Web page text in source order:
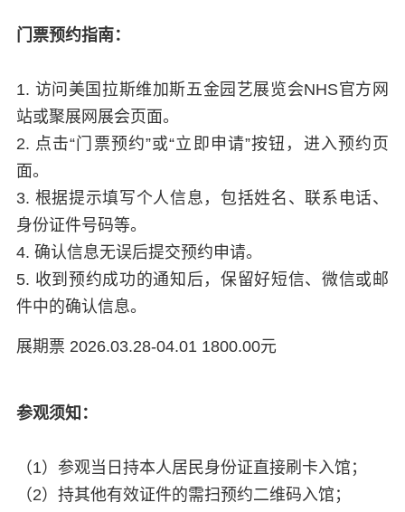
门票预约指南：
1. 访问美国拉斯维加斯五金园艺展览会NHS官方网
站或聚展网展会页面。
2. 点击“门票预约”或“立即申请”按钮，进入预约页
面。
3. 根据提示填写个人信息，包括姓名、联系电话、
身份证件号码等。
4. 确认信息无误后提交预约申请。
5. 收到预约成功的通知后，保留好短信、微信或邮
件中的确认信息。
展期票 2026.03.28-04.01 1800.00元
参观须知：
（1）参观当日持本人居民身份证直接刷卡入馆；
（2）持其他有效证件的需扫预约二维码入馆；